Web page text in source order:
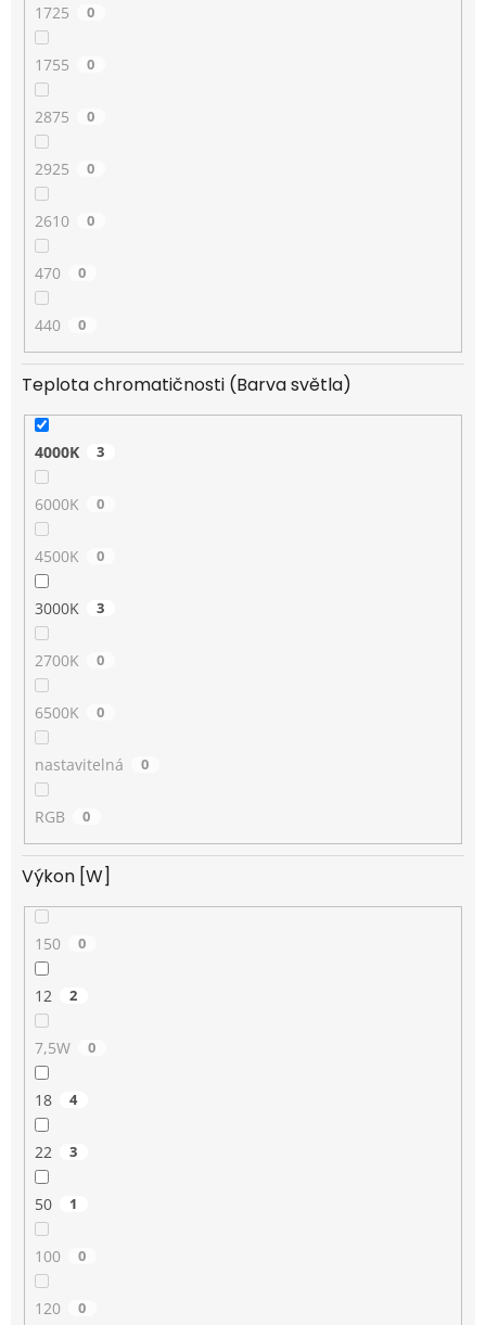
1725 0
1755 0
2875 0
2925 0
2610 0
470 0
440 0
Teplota chromatičnosti (Barva světla)
4000K 3
6000K 0
4500K 0
3000K 3
2700K 0
6500K 0
nastavitelná 0
RGB 0
Výkon [W]
150 0
12 2
7,5W 0
18 4
22 3
50 1
100 0
120 0